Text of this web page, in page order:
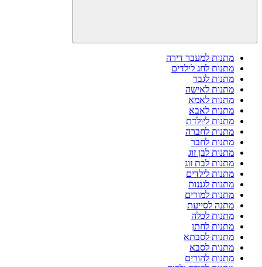
מתנות למעבר דירה
מתנות לחג לילדים
מתנות לגבר
מתנות לאישה
מתנות לאמא
מתנות לאבא
מתנות ליולדת
מתנות לחברה
מתנות לחבר
מתנות לבן זוג
מתנות לבת זוג
מתנות לילדים
מתנות לגננות
מתנות למורים
מתנה לסייעת
מתנות לכלה
מתנות לחתן
מתנות לסבתא
מתנות לסבא
מתנות להורים